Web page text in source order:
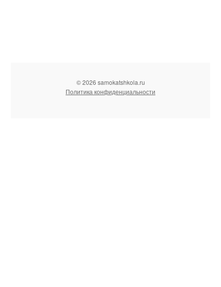
© 2026 samokatshkola.ru
Политика конфиденциальности